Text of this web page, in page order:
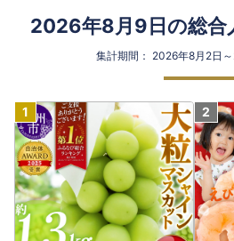
2026年8月9日の総合
集計期間： 2026年8月2日